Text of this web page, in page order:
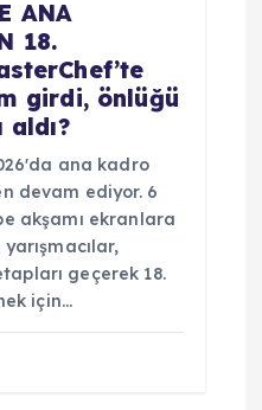
ANA
18.
girdi, önlüğü
aldı?
ana kadro
devam ediyor. 6
akşamı ekranlara
geçerek 18.
için…